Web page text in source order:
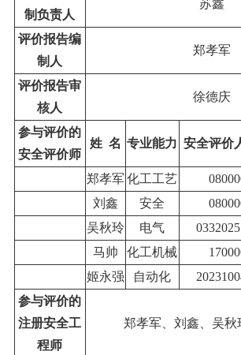
制负责人
苏鑫
评价报告编
制人
郑孝军
评价报告审
核人
徐德庆
参与评价的
安全评价师
姓 名 专业能力 安全评价
郑孝军 化工工艺
刘鑫
安全
吴秋玲
电气
马帅
化工机械
姬永强
自动化
参与评价的
注册安全工
程师
郑孝军 刘鑫 吴秋